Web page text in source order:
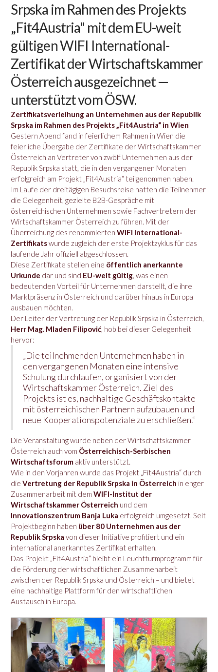
Srpska im Rahmen des Projekts
„Fit4Austria" mit dem EU-weit
gültigen WIFI International-
Zertifikat der Wirtschaftskammer
Österreich ausgezeichnet —
unterstützt vom ÖSW.
Zertifikatsverleihung an Unternehmen aus der Republik
Srpska im Rahmen des Projekts „Fit4Austria“ in Wien
Gestern Abend fand in feierlichem Rahmen in Wien die
feierliche Übergabe der Zertifikate der Wirtschaftskammer
Österreich an Vertreter von zwölf Unternehmen aus der
Republik Srpska statt, die in den vergangenen Monaten
erfolgreich am Projekt „Fit4Austria“ teilgenommen haben.
Im Laufe der dreitägigen Besuchsreise hatten die Teilnehmer
die Gelegenheit, gezielte B2B-Gespräche mit
österreichischen Unternehmen sowie Fachvertretern der
Wirtschaftskammer Österreich zu führen. Mit der
Überreichung des renommiertenWIFI International-
Zertifikatswurde zugleich der erste Projektzyklus für das
laufende Jahr offiziell abgeschlossen.
Diese Zertifikate stellen eine öffentlich anerkannte
Urkunde dar und sind EU-weit gültig, was einen
bedeutenden Vorteil für Unternehmen darstellt, die ihre
Marktpräsenz in Österreich und darüber hinaus in Europa
ausbauen möchten.
Der Leiter der Vertretung der Republik Srpska in Österreich,
Herr Mag. Mladen Filipović, hob bei dieser Gelegenheit
hervor:
„Die teilnehmenden Unternehmen haben in
den vergangenen Monaten eine intensive
Schulung durchlaufen, organisiert von der
Wirtschaftskammer Österreich. Ziel des
Projekts ist es, nachhaltige Geschäftskontakte
mit österreichischen Partnern aufzubauen und
neue Kooperationspotenziale zu erschließen.“
Die Veranstaltung wurde neben der Wirtschaftskammer
Österreich auch vom Österreichisch-Serbischen
Wirtschaftsforum aktiv unterstützt.
Wie in den Vorjahren wurde das Projekt „Fit4Austria“ durch
dieVertretung der Republik Srpska in Österreich in enger
Zusammenarbeit mit demWIFI-Institut der
Wirtschaftskammer Österreich und dem
Innovationszentrum Banja Luka erfolgreich umgesetzt. Seit
Projektbeginn haben über 80 Unternehmen aus der
Republik Srpska von dieser Initiative profitiert und ein
international anerkanntes Zertifikat erhalten.
Das Projekt „Fit4Austria“ bleibt ein Leuchtturmprogramm für
die Förderung der wirtschaftlichen Zusammenarbeit
zwischen der Republik Srpska und Österreich – und bietet
eine nachhaltige Plattform für den wirtschaftlichen
Austausch in Europa.